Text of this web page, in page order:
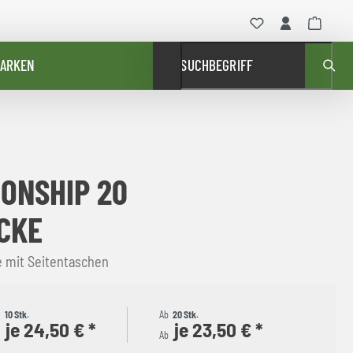
SUCHBEGRIFF
20
mit Seitentaschen
10 Stk.
je 24,50 € *
Ab 20 Stk.
Ab je 23,50 € *